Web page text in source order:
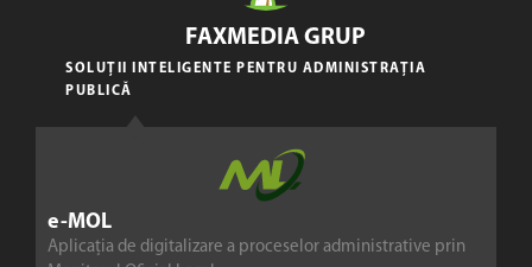
e-MOL
Aplicația de digitalizare a proceselor administrative prin
FAXMEDIA GRUP
SOLUȚII INTELIGENTE PENTRU ADMINISTRAȚIA
PUBLICĂ